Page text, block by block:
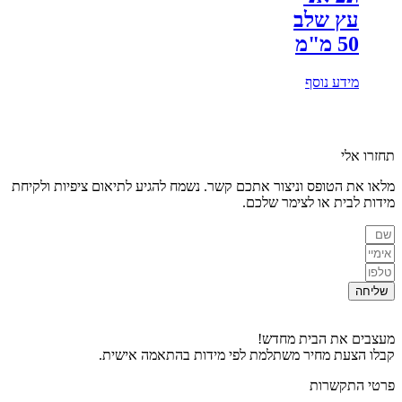
עץ שלב
50 מ"מ
מידע נוסף
תחזרו אלי
מלאו את הטופס וניצור אתכם קשר. נשמח להגיע לתיאום ציפיות ולקיחת
מידות לבית או לצימר שלכם.
שליחה
מעצבים את הבית מחדש!
קבלו הצעת מחיר משתלמת לפי מידות בהתאמה אישית.
פרטי התקשרות